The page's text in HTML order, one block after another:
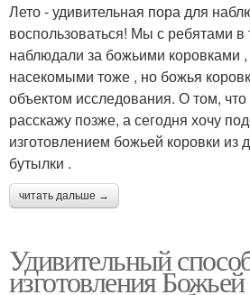
Лето - удивительная пора для
воспользоваться! Мы с ребятами в
наблюдали за божьими коровками ,
насекомыми тоже , но божья
объектом исследования. О том,
расскажу позже, а сегодня хочу
изготовлением божьей коровки из
бутылки .
читать дальше →
Удивительный
изготовления